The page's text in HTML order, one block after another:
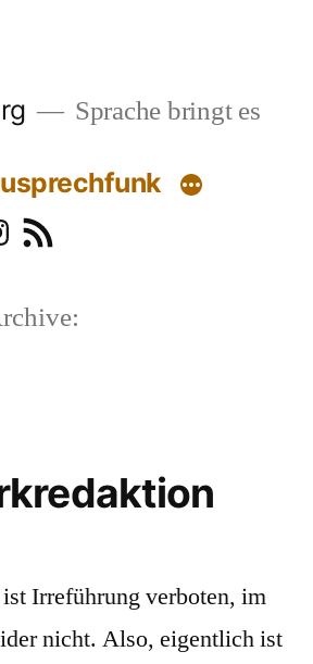
Sprache bringt es
RSS
Irreführung verboten, im
nicht. Also, eigentlich ist